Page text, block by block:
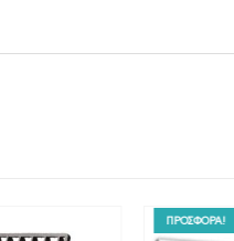
ΠΡΟΣΦΟΡΑ!